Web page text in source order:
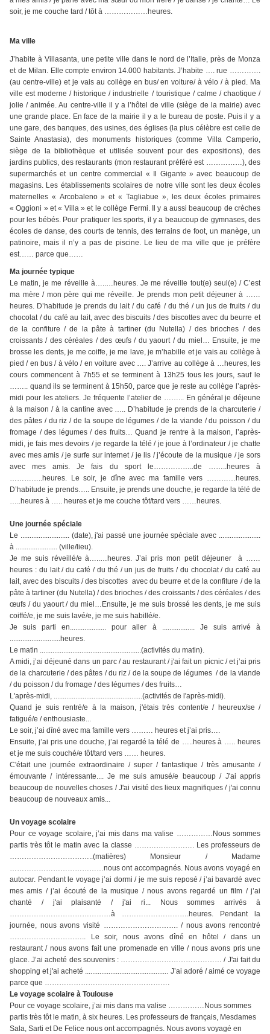
soir, je me couche tard / tôt à ………………heures.
Ma ville
J’habite à Villasanta, une petite ville dans le nord de l’Italie, près de Monza
et de Milan. Elle compte environ 14.000 habitants. J’habite …. rue ………….
(au centre-ville) et je vais au collège en bus/ en voiture/ à vélo / à pied. Ma
ville est moderne / historique / industrielle / touristique / calme / chaotique /
jolie / animée. Au centre-ville il y a l’hôtel de ville (siège de la mairie) avec
une grande place. En face de la mairie il y a le bureau de poste. Puis il y a
une gare, des banques, des usines, des églises (la plus célèbre est celle de
Sainte Anastasia), des monuments historiques (comme Villa Camperio,
siège de la bibliothèque et utilisée souvent pour des expositions), des
jardins publics, des restaurants (mon restaurant préféré est ……………), des
supermarchés et un centre commercial « Il Gigante » avec beaucoup de
magasins. Les établissements scolaires de notre ville sont les deux écoles
maternelles « Arcobaleno » et « Tagliabue », les deux écoles primaires
« Oggioni » et « Villa » et le collège Fermi. Il y a aussi beaucoup de crèches
pour les bébés. Pour pratiquer les sports, il y a beaucoup de gymnases, des
écoles de danse, des courts de tennis, des terrains de foot, un manège, un
patinoire, mais il n’y a pas de piscine. Le lieu de ma ville que je préfère
est…… parce que……
Ma journée typique
Le matin, je me réveille à…..…heures. Je me réveille tout(e) seul(e) / C’est
ma mère / mon père qui me réveille. Je prends mon petit déjeuner à ……
heures. D’habitude je prends du lait / du café / du thé / un jus de fruits / du
chocolat / du café au lait, avec des biscuits / des biscottes avec du beurre et
de la confiture / de la pâte à tartiner (du Nutella) / des brioches / des
croissants / des céréales / des œufs / du yaourt / du miel… Ensuite, je me
brosse les dents, je me coiffe, je me lave, je m’habille et je vais au collège à
pied / en bus / à vélo / en voiture avec …. J’arrive au collège à …heures, les
cours commencent à 7h55 et se terminent à 13h25 tous les jours, sauf le
…….. quand ils se terminent à 15h50, parce que je reste au collège l’après-
midi pour les ateliers. Je fréquente l’atelier de ……... En général je déjeune
à la maison / à la cantine avec ….. D’habitude je prends de la charcuterie /
des pâtes / du riz / de la soupe de légumes / de la viande / du poisson / du
fromage / des légumes / des fruits… Quand je rentre à la maison, l’après-
midi, je fais mes devoirs / je regarde la télé / je joue à l’ordinateur / je chatte
avec mes amis / je surfe sur internet / je lis / j’écoute de la musique / je sors
avec mes amis. Je fais du sport le……………..de ……..heures à
…………..heures. Le soir, je dîne avec ma famille vers …………heures.
D’habitude je prends….. Ensuite, je prends une douche, je regarde la télé de
…..heures à ….. heures et je me couche tôt/tard vers ……heures.
Une journée spéciale
Le ........................... (date), j'ai passé une journée spéciale avec .......................
à ....................... (ville/lieu).
Je me suis réveillé/e à…..…heures. J’ai pris mon petit déjeuner à ……
heures : du lait / du café / du thé / un jus de fruits / du chocolat / du café au
lait, avec des biscuits / des biscottes avec du beurre et de la confiture / de la
pâte à tartiner (du Nutella) / des brioches / des croissants / des céréales / des
œufs / du yaourt / du miel…Ensuite, je me suis brossé les dents, je me suis
coiffé/e, je me suis lavé/e, je me suis habillé/e.
Je suis parti en.................... pour aller à .................. Je suis arrivé à
............................heures.
Le matin ........................................................(activités du matin).
A midi, j’ai déjeuné dans un parc / au restaurant / j'ai fait un picnic / et j’ai pris
de la charcuterie / des pâtes / du riz / de la soupe de légumes / de la viande
/ du poisson / du fromage / des légumes / des fruits…
L'après-midi, .................................................(activités de l'après-midi).
Quand je suis rentré/e à la maison, j'étais très content/e / heureux/se /
fatigué/e / enthousiaste...
Le soir, j’ai dîné avec ma famille vers ……… heures et j’ai pris….
Ensuite, j’ai pris une douche, j’ai regardé la télé de …..heures à ….. heures
et je me suis couché/e tôt/tard vers …… heures.
C'était une journée extraordinaire / super / fantastique / très amusante /
émouvante / intéressante.... Je me suis amusé/e beaucoup / J'ai appris
beaucoup de nouvelles choses / J'ai visité des lieux magnifiques / j'ai connu
beaucoup de nouveaux amis...
Un voyage scolaire
Pour ce voyage scolaire, j’ai mis dans ma valise ……………Nous sommes
partis très tôt le matin avec la classe ……………………. Les professeurs de
……………………………..(matières) Monsieur / Madame
…………………………………nous ont accompagnés. Nous avons voyagé en
autocar. Pendant le voyage j’ai dormi / je me suis reposé / j’ai bavardé avec
mes amis / j’ai écouté de la musique / nous avons regardé un film / j’ai
chanté / j'ai plaisanté / j'ai ri... Nous sommes arrivés à
……………………………………à ……………………….heures. Pendant la
journée, nous avons visité …………………………. / nous avons rencontré
………………………….. Le soir, nous avons dîné en hôtel / dans un
restaurant / nous avons fait une promenade en ville / nous avons pris une
glace. J’ai acheté des souvenirs : …………………………………… / J'ai fait du
shopping et j'ai acheté .............................................. J’ai adoré / aimé ce voyage
parce que …………………………………………….
Le voyage scolaire à Toulouse
Pour ce voyage scolaire, j’ai mis dans ma valise ……………Nous sommes
partis très tôt le matin, à six heures. Les professeurs de français, Mesdames
Sala, Sarti et De Felice nous ont accompagnés. Nous avons voyagé en